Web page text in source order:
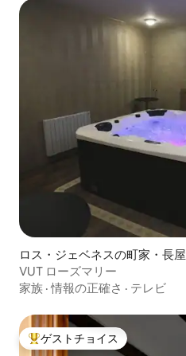
ロス・ジェベネスの町家・長屋
VUT ローズマリー
家族 ·情報の正確さ · テレビ
大好評のゲストチョイスです。
ゲストチョイス